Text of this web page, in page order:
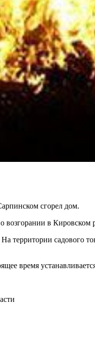
сгорел дом.
в Кировском
территории садового
время